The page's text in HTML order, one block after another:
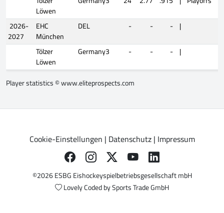
Löwen
2026-
2027
EHC
München
DEL - - - |
Tölzer
Löwen
Germany3 - - - |
Player statistics ©www.eliteprospects.com
Cookie-Einstellungen | Datenschutz| Impressum
©2026 ESBG Eishockeyspielbetriebsgesellschaft mbH
Lovely Coded bySports Trade GmbH